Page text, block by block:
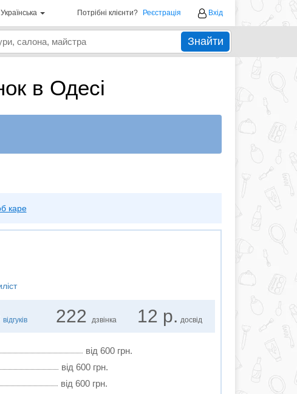
Українська Потрібні клієнти? Реєстрація Вхід
Знайти
в Одесі
каре
відгуків 222 дзвінка 12 р. досвід
від 600 грн.
від 600 грн.
від 600 грн.